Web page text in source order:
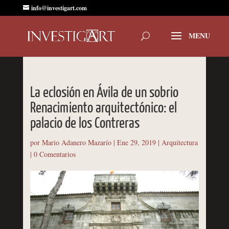
info@investigart.com
La eclosión en Ávila de un sobrio
Renacimiento arquitectónico: el
palacio de los Contreras
por Mario Adanero Mazarío| Ene 29, 2019| Arquitectura
| 0 Comentarios